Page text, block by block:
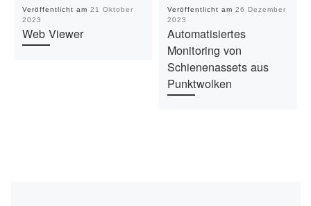
Veröffentlicht am 21 Oktober
2023
Web Viewer
Veröffentlicht am 26 Dezember
2023
Automatisiertes
Monitoring von
Schienenassets aus
Punktwolken